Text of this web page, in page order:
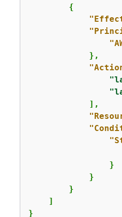
{
            },
            ],
                }
            }
        }
    ]
}